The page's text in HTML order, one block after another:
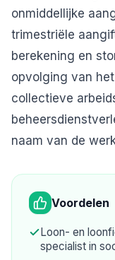
onmiddellijke
trimestriële
berekening en
opvolging van
collectieve
naam van de
Voordelen
Loon- en
specialist in